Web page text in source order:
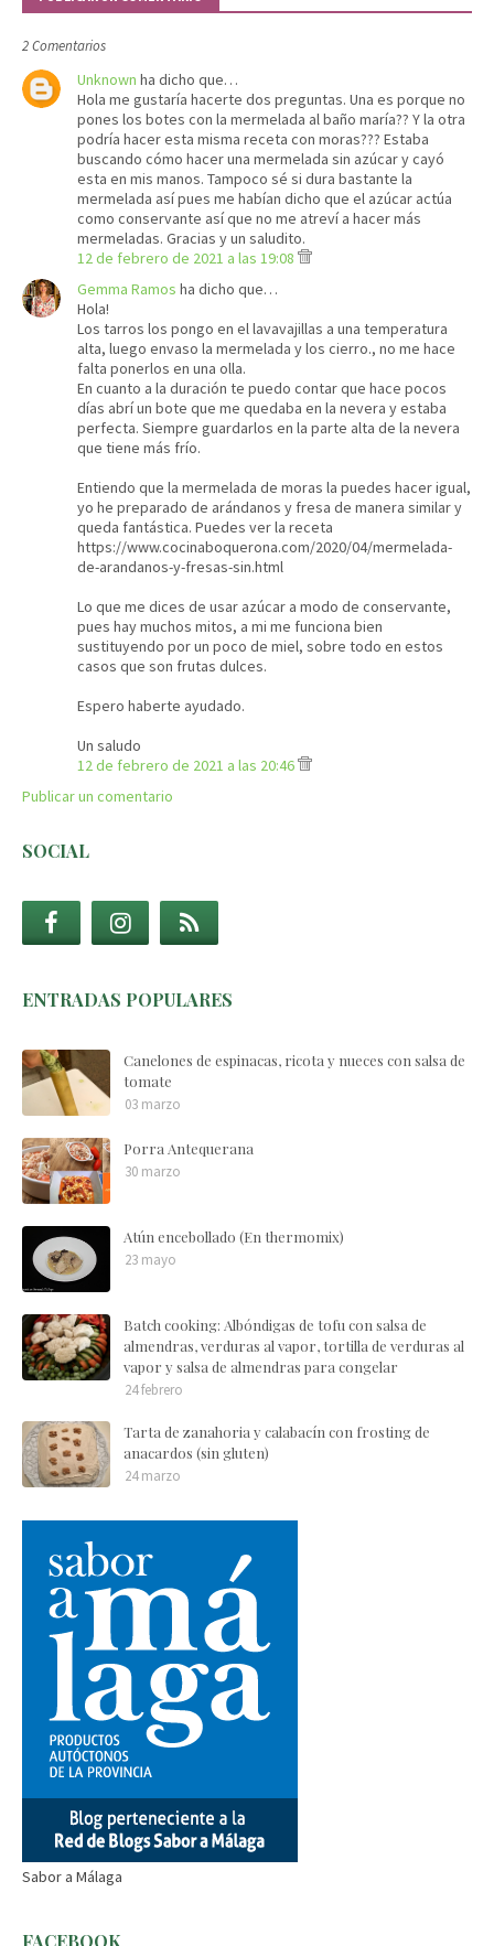
2 Comentarios
Unknown ha dicho que…
Hola me gustaría hacerte dos preguntas. Una es porque no
pones los botes con la mermelada al baño maría?? Y la otra
podría hacer esta misma receta con moras??? Estaba
buscando cómo hacer una mermelada sin azúcar y cayó
esta en mis manos. Tampoco sé si dura bastante la
mermelada así pues me habían dicho que el azúcar actúa
como conservante así que no me atreví a hacer más
mermeladas. Gracias y un saludito.
12 de febrero de 2021 a las 19:08
Gemma Ramos ha dicho que…
Hola!
Los tarros los pongo en el lavavajillas a una temperatura
alta, luego envaso la mermelada y los cierro., no me hace
falta ponerlos en una olla.
En cuanto a la duración te puedo contar que hace pocos
días abrí un bote que me quedaba en la nevera y estaba
perfecta. Siempre guardarlos en la parte alta de la nevera
que tiene más frío.
Entiendo que la mermelada de moras la puedes hacer igual,
yo he preparado de arándanos y fresa de manera similar y
queda fantástica. Puedes ver la receta
https://www.cocinaboquerona.com/2020/04/mermelada-
de-arandanos-y-fresas-sin.html
Lo que me dices de usar azúcar a modo de conservante,
pues hay muchos mitos, a mi me funciona bien
sustituyendo por un poco de miel, sobre todo en estos
casos que son frutas dulces.
Espero haberte ayudado.
Un saludo
12 de febrero de 2021 a las 20:46
Publicar un comentario
SOCIAL
ENTRADAS POPULARES
Canelones de espinacas, ricota y nueces con salsa de
tomate
03 marzo
Porra Antequerana
30 marzo
Atún encebollado (En thermomix)
23 mayo
Batch cooking: Albóndigas de tofu con salsa de
almendras, verduras al vapor, tortilla de verduras al
vapor y salsa de almendras para congelar
24 febrero
Tarta de zanahoria y calabacín con frosting de
anacardos (sin gluten)
24 marzo
Sabor a Málaga
FACEBOOK